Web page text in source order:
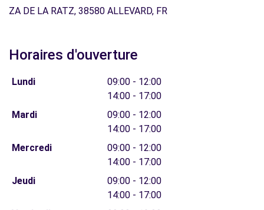
ZA DE LA RATZ, 38580 ALLEVARD, FR
Horaires d'ouverture
Lundi
09:00 - 12:00
14:00 - 17:00
Mardi
09:00 - 12:00
14:00 - 17:00
Mercredi
09:00 - 12:00
14:00 - 17:00
Jeudi
09:00 - 12:00
14:00 - 17:00